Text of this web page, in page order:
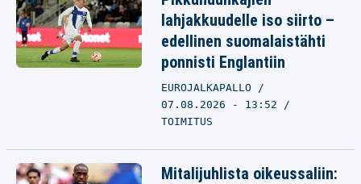
lahjakkuudelle iso siirto –
edellinen suomalaistähti
ponnisti Englantiin
EUROJALKAPALLO
07.08.2026 - 13:52
TOIMITUS
Mitalijuhlista oikeussaliin: